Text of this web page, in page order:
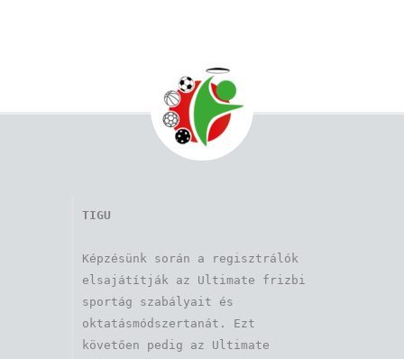
TIGU
Képzésünk során a regisztrálók
elsajátítják az Ultimate frizbi
sportág szabályait és
oktatásmódszertanát. Ezt
követően pedig az Ultimate